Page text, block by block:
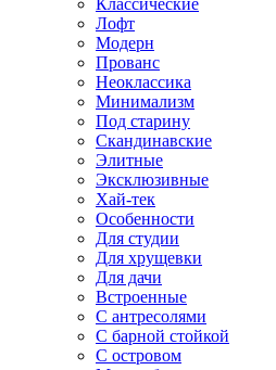
Классические
Лофт
Модерн
Прованс
Неоклассика
Минимализм
Под старину
Скандинавские
Элитные
Эксклюзивные
Хай-тек
Особенности
Для студии
Для хрущевки
Для дачи
Встроенные
С антресолями
С барной стойкой
С островом